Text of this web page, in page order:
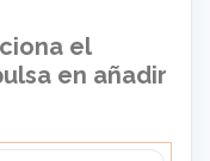
el
en añadir